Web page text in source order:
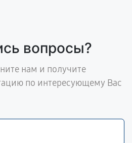
вопросы?
нам и получите
по интересующему Вас